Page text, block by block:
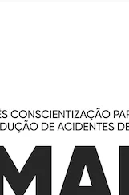
de
Spaces
Assistente de
Gerador de
imagens
Gerador de